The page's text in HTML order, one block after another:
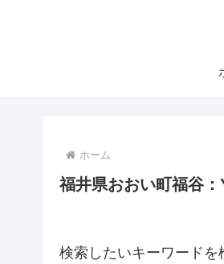
ホーム
福井県おおい町福谷
検索したいキーワードを